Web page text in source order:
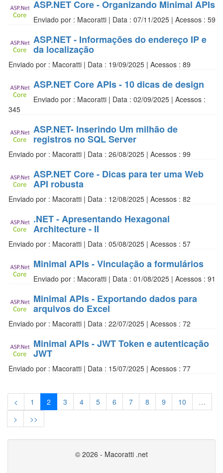
ASP.NET Core - Organizando Minimal APIs
Enviado por : Macoratti | Data : 07/11/2025 | Acessos : 59
ASP.NET - Informações do endereço IP e
da localização
Enviado por : Macoratti | Data : 19/09/2025 | Acessos : 89
ASP.NET Core APIs - 10 dicas de design
Enviado por : Macoratti | Data : 02/09/2025 | Acessos :
345
ASP.NET- Inserindo Um milhão de
registros no SQL Server
Enviado por : Macoratti | Data : 26/08/2025 | Acessos : 99
ASP.NET Core - Dicas para ter uma Web
API robusta
Enviado por : Macoratti | Data : 12/08/2025 | Acessos : 82
.NET - Apresentando Hexagonal
Architecture - II
Enviado por : Macoratti | Data : 05/08/2025 | Acessos : 57
Minimal APIs - Vinculação a formulários
Enviado por : Macoratti | Data : 01/08/2025 | Acessos : 91
Minimal APIs - Exportando dados para
arquivos do Excel
Enviado por : Macoratti | Data : 22/07/2025 | Acessos : 72
Minimal APIs - JWT Token e autenticação
JWT
Enviado por : Macoratti | Data : 15/07/2025 | Acessos : 77
< 1 2 3 4 5 6 7 8 9 10
…
>
>>
© 2026 - Macoratti .net